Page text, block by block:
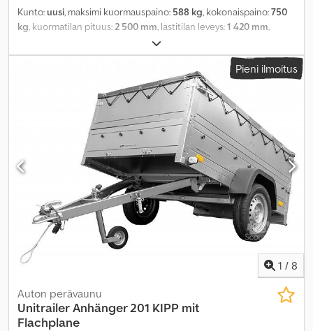
Kunto:uusi, maksimi kuormauspaino: 588 kg, kokonaispaino:750
kg, kuormatilan pituus:2 500 mm, lastitilan leveys:1 420 mm,
, kuormatilan tilavuus:
muu, rakennuskorkeus:960 mm, työleveys:1 490 mm,
Pieni ilmoitus
1 / 8
Auton perävaunu
UnitrailerAnhänger 201 KIPP mit
Flachplane